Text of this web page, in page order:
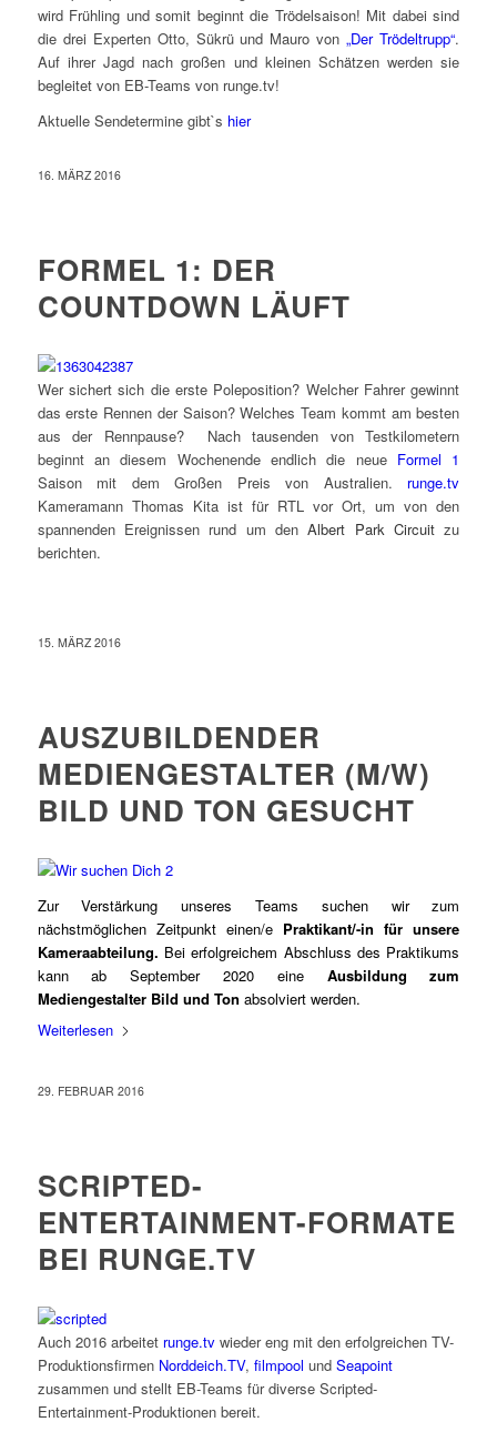
wird Frühling und somit beginnt die Trödelsaison! Mit dabei sind
die drei Experten Otto, Sükrü und Mauro von„Der Trödeltrupp“.
Auf ihrer Jagd nach großen und kleinen Schätzen werden sie
begleitet von EB-Teams von runge.tv!
Aktuelle Sendetermine gibt`s hier
16. MÄRZ 2016
FORMEL 1: DER
COUNTDOWN LÄUFT
Wer sichert sich die erste Poleposition? Welcher Fahrer gewinnt
das erste Rennen der Saison? Welches Team kommt am besten
aus der Rennpause? Nach tausenden von Testkilometern
beginnt an diesem Wochenende endlich die neue Formel 1
Saison mit dem Großen Preis von Australien. runge.tv
Kameramann Thomas Kita ist für RTL vor Ort, um von den
spannenden Ereignissen rund um denAlbert Park Circuit zu
berichten.
15. MÄRZ 2016
AUSZUBILDENDER
MEDIENGESTALTER (M/W)
BILD UND TON GESUCHT
Zur Verstärkung unseres Teams suchen wir zum
nächstmöglichen Zeitpunkt einen/e Praktikant/-in für unsere
Kameraabteilung. Bei erfolgreichem Abschluss des Praktikums
kann ab September 2020 eine Ausbildung zum
Mediengestalter Bild und Ton absolviert werden.
Weiterlesen
29. FEBRUAR 2016
SCRIPTED-
ENTERTAINMENT-FORMATE
BEI RUNGE.TV
Auch 2016 arbeitet runge.tvwieder eng mit den erfolgreichen TV-
Produktionsfirmen Norddeich.TV, filmpool und Seapoint
zusammen und stellt EB-Teams für diverse Scripted-
Entertainment-Produktionen bereit.